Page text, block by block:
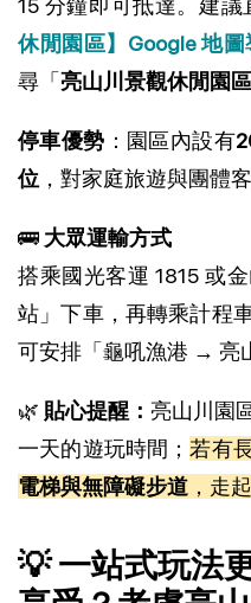
休閒園區】Google 地圖
尋「亮山川景觀休閒園區
停車優勢 ：園區內設有
位 ，對家庭旅遊與團體
🚌 大眾運輸方式
搭乘國光客運 1815 或
站」下車，再轉乘計程
可安排「龜吼漁港 → 亮
🌿 貼心提醒： 亮山川園
一天的遊玩時間； 若有
電梯與無障礙步道 ，走
💡 一站式玩法